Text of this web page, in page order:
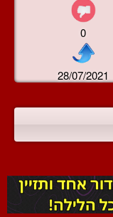
0
28/07/2021